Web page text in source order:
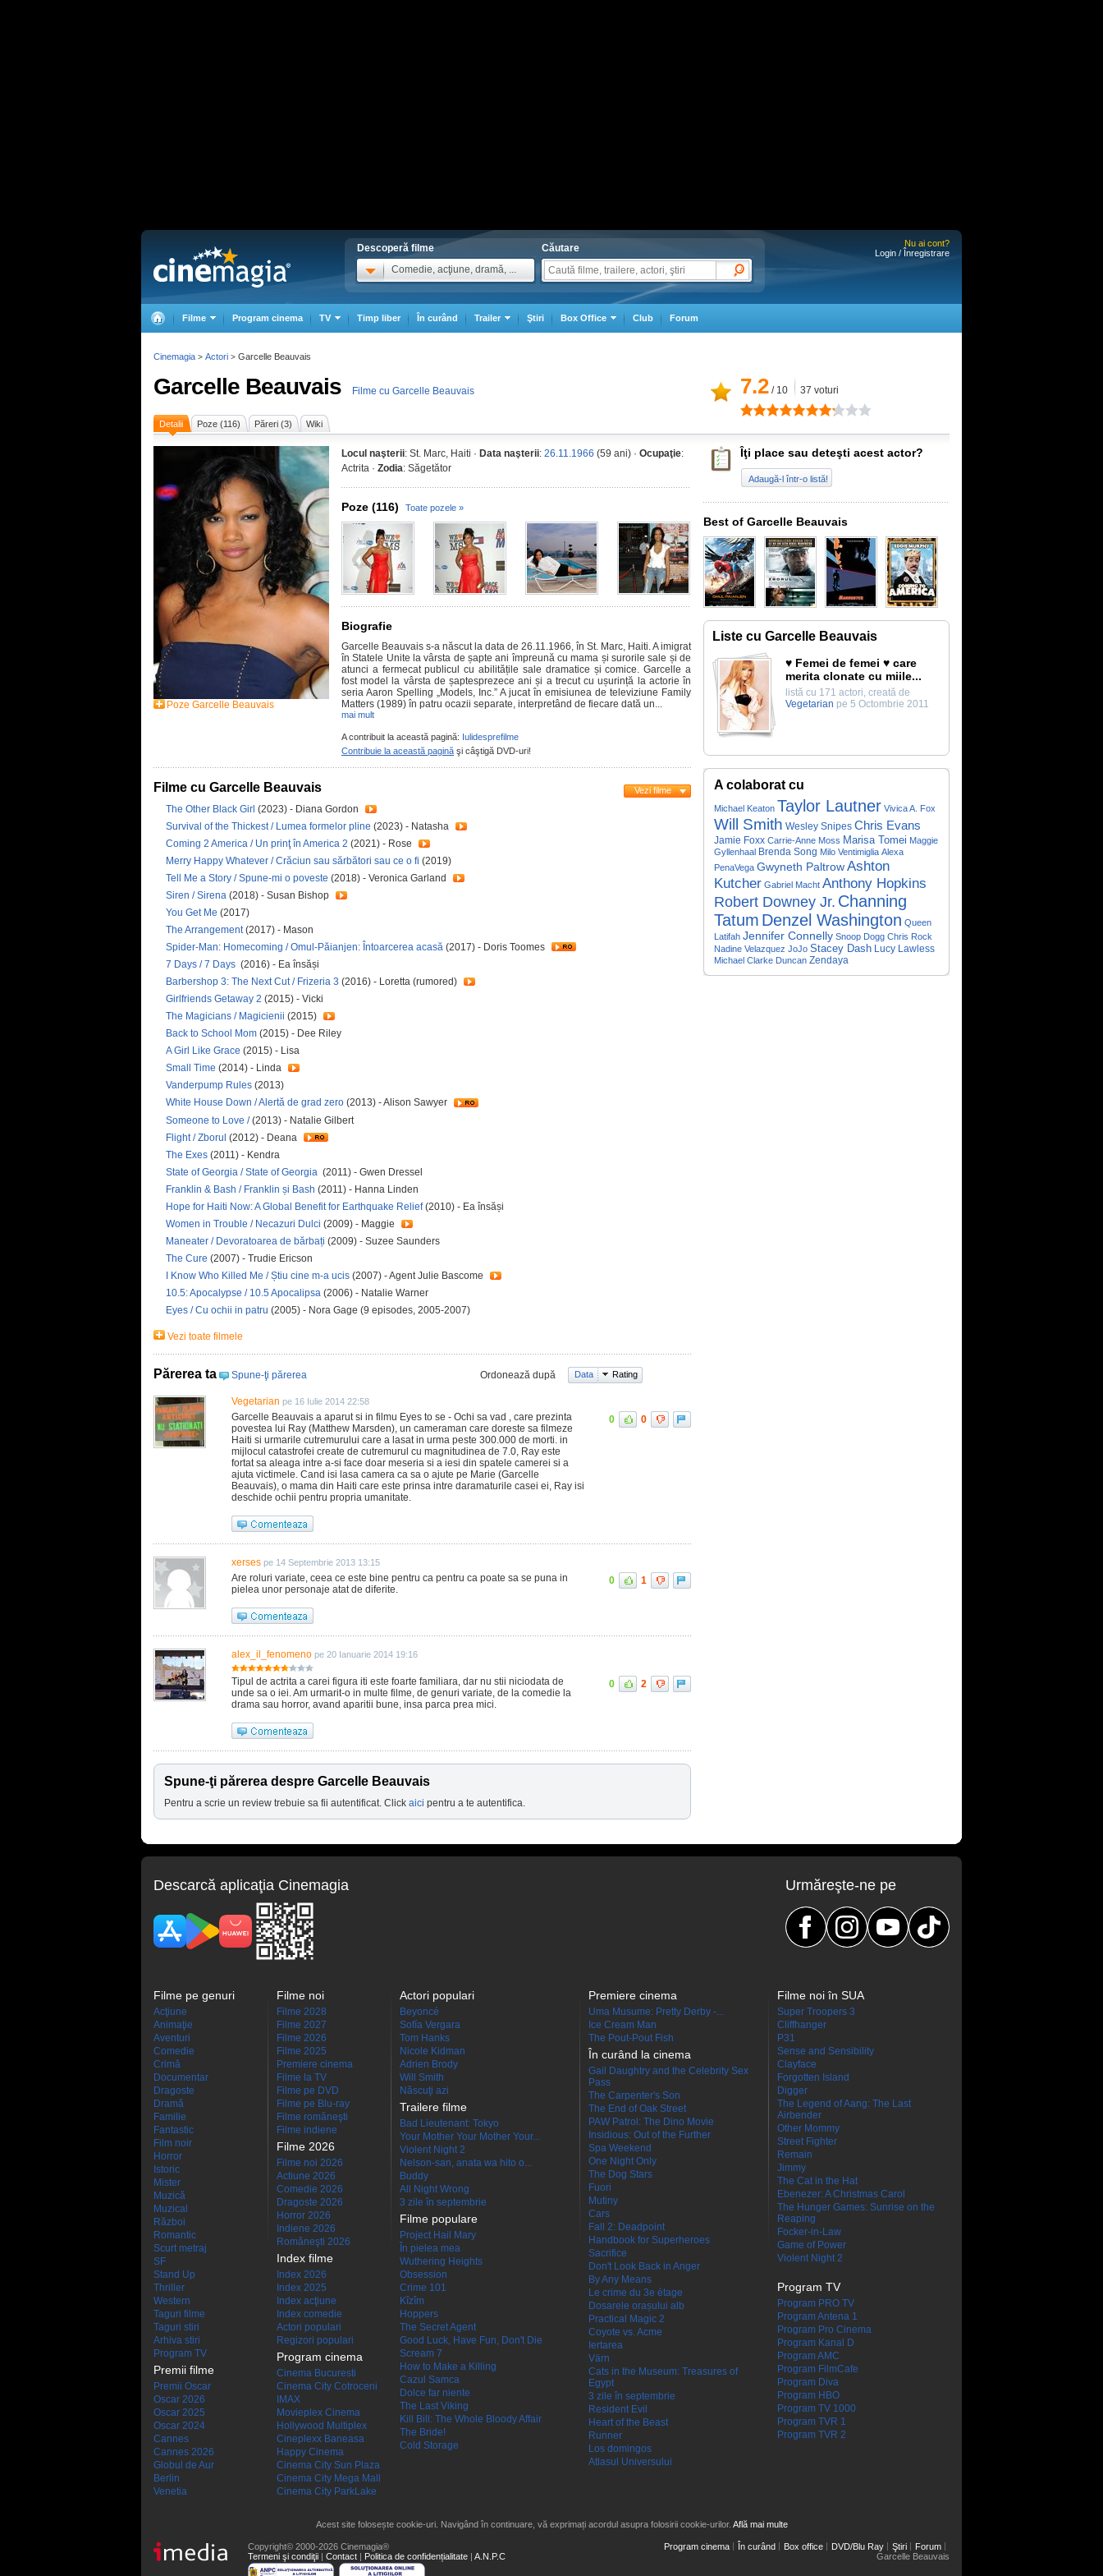
Descoperă filme
Comedie, acţiune, dramă, ...
Căutare
Nu ai cont?
Login / Înregistrare
Filme Program cinema TV Timp liber În curând Trailer Ştiri Box Office Club Forum
Garcelle Beauvais Filme cu Garcelle Beauvais 7.2 / 10 37 voturi
Detalii Poze (116) Păreri (3) Wiki
Poze Garcelle Beauvais
Locul naşterii: St. Marc, Haiti · Data naşterii: 26.11.1966 (59 ani) · Ocupaţie:
Actrita · Zodia: Săgetător
Poze (116) Toate pozele »
Biografie
Garcelle Beauvais s-a născut la data de 26.11.1966, în St. Marc, Haiti. A imigrat
în Statele Unite la vârsta de șapte ani împreună cu mama și surorile sale și de
atunci a fermecat publicul cu abilitățile sale dramatice și comice. Garcelle a
fost model la vârsta de șaptesprezece ani și a trecut cu ușurință la actorie în
seria Aaron Spelling „Models, Inc.” A jucat în emisiunea de televiziune Family
Matters (1989) în patru ocazii separate, interpretând de fiecare dată un...
mai mult
A contribuit la această pagină: Iulidesprefilme
Contribuie la această pagină şi câştigă DVD-uri!
Filme cu Garcelle Beauvais Vezi filme
The Other Black Girl (2023) - Diana Gordon
Survival of the Thickest / Lumea formelor pline (2023) - Natasha
Coming 2 America / Un prinţ în America 2 (2021) - Rose
Merry Happy Whatever / Crăciun sau sărbători sau ce o fi (2019)
Tell Me a Story / Spune-mi o poveste (2018) - Veronica Garland
Siren / Sirena (2018) - Susan Bishop
You Get Me (2017)
The Arrangement(2017) - Mason
Spider-Man: Homecoming / Omul-Păianjen: Întoarcerea acasă (2017) - Doris Toomes
7 Days / 7 Days (2016) - Ea însăși
Barbershop 3: The Next Cut / Frizeria 3 (2016) - Loretta (rumored)
Girlfriends Getaway 2 (2015) - Vicki
The Magicians / Magicienii (2015)
Back to School Mom (2015) - Dee Riley
A Girl Like Grace (2015) - Lisa
Small Time (2014) - Linda
Vanderpump Rules (2013)
White House Down / Alertă de grad zero (2013) - Alison Sawyer
Someone to Love /(2013) - Natalie Gilbert
Flight / Zborul (2012) - Deana
The Exes (2011) - Kendra
State of Georgia / State of Georgia (2011) - Gwen Dressel
Franklin & Bash / Franklin și Bash (2011) - Hanna Linden
Hope for Haiti Now: A Global Benefit for Earthquake Relief(2010) - Ea însăși
Women in Trouble / Necazuri Dulci (2009) - Maggie
Maneater / Devoratoarea de bărbați (2009) - Suzee Saunders
The Cure (2007) - Trudie Ericson
I Know Who Killed Me / Știu cine m-a ucis (2007) - Agent Julie Bascome
10.5: Apocalypse / 10.5 Apocalipsa (2006) - Natalie Warner
Eyes / Cu ochii in patru (2005) - Nora Gage (9 episodes, 2005-2007)
Vezi toate filmele
Părerea ta Spune-ţi părerea Ordonează după Data Rating
Vegetarian pe 16 Iulie 2014 22:58
Garcelle Beauvais a aparut si in filmu Eyes to se - Ochi sa vad , care prezinta
povestea lui Ray (Matthew Marsden), un cameraman care doreste sa filmeze
Haiti si urmarile cutremurului care a lasat in urma peste 300.000 de morti. in
mijlocul catastrofei create de cutremurul cu magnitudinea de 7.0, Ray este
fortat sa aleaga intre a-si face doar meseria si a iesi din spatele camerei si a
ajuta victimele. Cand isi lasa camera ca sa o ajute pe Marie (Garcelle
Beauvais), o mama din Haiti care este prinsa intre daramaturile casei ei, Ray isi
deschide ochii pentru propria umanitate.
0 0
xerses pe 14 Septembrie 2013 13:15
Are roluri variate, ceea ce este bine pentru ca pentru ca poate sa se puna in
pielea unor personaje atat de diferite.
0 1
alex_il_fenomeno pe 20 Ianuarie 2014 19:16
Tipul de actrita a carei figura iti este foarte familiara, dar nu stii niciodata de
unde sa o iei. Am urmarit-o in multe filme, de genuri variate, de la comedie la
drama sau horror, avand aparitii bune, insa parca prea mici.
0 2
Spune-ţi părerea despre Garcelle Beauvais
Pentru a scrie un review trebuie sa fii autentificat. Click aici pentru a te autentifica.
Îţi place sau deteşti acest actor?
Adaugă-l într-o listă!
Best of Garcelle Beauvais
Liste cu Garcelle Beauvais
♥ Femei de femei ♥ care
merita clonate cu miile...
listă cu 171 actori, creată de
Vegetarian pe 5 Octombrie 2011
A colaborat cu
Michael Keaton Taylor Lautner Vivica A. Fox
Will Smith Wesley Snipes Chris Evans
Jamie Foxx Carrie-Anne Moss Marisa Tomei Maggie
Gyllenhaal Brenda Song Milo Ventimiglia Alexa
PenaVega Gwyneth PaltrowAshton
Kutcher Gabriel Macht Anthony Hopkins
Robert Downey Jr. Channing
Tatum Denzel Washington Queen
Latifah Jennifer Connelly Snoop Dogg Chris Rock
Nadine Velazquez JoJo Stacey Dash Lucy Lawless
Michael Clarke Duncan Zendaya
Cinemagia > Actori > Garcelle Beauvais
Descarcă aplicaţia Cinemagia Urmăreşte-ne pe
Filme pe genuri
Acţiune
Animaţie
Aventuri
Comedie
Crimă
Documentar
Dragoste
Dramă
Familie
Fantastic
Film noir
Horror
Istoric
Mister
Muzică
Muzical
Război
Romantic
Scurt metraj
SF
Stand Up
Thriller
Western
Taguri filme
Taguri stiri
Arhiva stiri
Program TV
Premii filme
Premii Oscar
Oscar 2026
Oscar 2025
Oscar 2024
Cannes
Cannes 2026
Globul de Aur
Berlin
Venetia
Filme noi
Filme 2028
Filme 2027
Filme 2026
Filme 2025
Premiere cinema
Filme la TV
Filme pe DVD
Filme pe Blu-ray
Filme româneşti
Filme indiene
Filme 2026
Filme noi 2026
Actiune 2026
Comedie 2026
Dragoste 2026
Horror 2026
Indiene 2026
Româneşti 2026
Index filme
Index 2026
Index 2025
Index acţiune
Index comedie
Actori populari
Regizori populari
Program cinema
Cinema Bucuresti
Cinema City Cotroceni
IMAX
Movieplex Cinema
Hollywood Multiplex
Cineplexx Baneasa
Happy Cinema
Cinema City Sun Plaza
Cinema City Mega Mall
Cinema City ParkLake
Actori populari
Beyoncé
Sofía Vergara
Tom Hanks
Nicole Kidman
Adrien Brody
Will Smith
Născuţi azi
Trailere filme
Bad Lieutenant: Tokyo
Your Mother Your Mother Your...
Violent Night 2
Nelson-san, anata wa hito o...
Buddy
All Night Wrong
3 zile în septembrie
Filme populare
Project Hail Mary
În pielea mea
Wuthering Heights
Obsession
Crime 101
Kîzîm
Hoppers
The Secret Agent
Good Luck, Have Fun, Don't Die
Scream 7
How to Make a Killing
Cazul Samca
Dolce far niente
The Last Viking
Kill Bill: The Whole Bloody Affair
The Bride!
Cold Storage
Premiere cinema
Uma Musume: Pretty Derby -...
Ice Cream Man
The Pout-Pout Fish
În curând la cinema
Gail Daughtry and the Celebrity Sex
Pass
The Carpenter's Son
The End of Oak Street
PAW Patrol: The Dino Movie
Insidious: Out of the Further
Spa Weekend
One Night Only
The Dog Stars
Fuori
Mutiny
Cars
Fall 2: Deadpoint
Handbook for Superheroes
Sacrifice
Don't Look Back in Anger
By Any Means
Le crime du 3e étage
Dosarele orașului alb
Practical Magic 2
Coyote vs. Acme
Iertarea
Värn
Cats in the Museum: Treasures of
Egypt
3 zile în septembrie
Resident Evil
Heart of the Beast
Runner
Los domingos
Atlasul Universului
Filme noi în SUA
Super Troopers 3
Cliffhanger
P31
Sense and Sensibility
Clayface
Forgotten Island
Digger
The Legend of Aang: The Last
Airbender
Other Mommy
Street Fighter
Remain
Jimmy
The Cat in the Hat
Ebenezer: A Christmas Carol
The Hunger Games: Sunrise on the
Reaping
Focker-in-Law
Game of Power
Violent Night 2
Program TV
Program PRO TV
Program Antena 1
Program Pro Cinema
Program Kanal D
Program AMC
Program FilmCafe
Program Diva
Program HBO
Program TV 1000
Program TVR 1
Program TVR 2
Acest site folosește cookie-uri. Navigând în continuare, vă exprimați acordul asupra folosirii cookie-urilor. Află mai multe
Copyright© 2000-2026 Cinemagia®
Termeni şi condiţii | Contact | Politica de confidențialitate | A.N.P.C
Program cinema În curând Box office DVD/Blu Ray Ştiri
Forum
Garcelle Beauvais